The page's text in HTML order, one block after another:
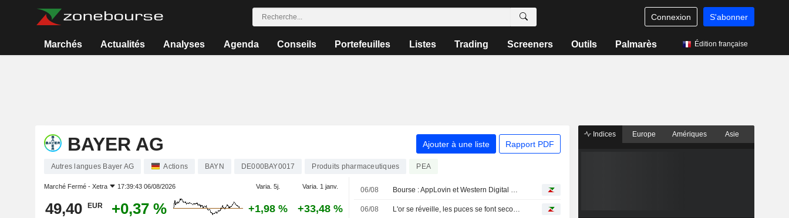
Connexion S'abonner
Marchés Actualités Analyses Agenda Conseils Portefeuilles Listes Trading Screeners Outils Palmarès Édition française
BAYER AG Ajouter à une liste Rapport PDF
Autres langues Bayer AG Actions BAYN DE000BAY0017 Produits pharmaceutiques PEA
Marché Fermé - Xetra 17:39:43 06/08/2026 Varia. 5j. Varia. 1 janv.
49,40 EUR +0,37 % +1,98 % +33,48 %
06/08 Bourse : AppLovin et Western Digital dans le dur, rumeurs sur Vusion
06/08 L'or se réveille, les puces se font secouer
Indices Europe Amériques Asie